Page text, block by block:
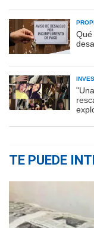
Qué
TE PUEDE